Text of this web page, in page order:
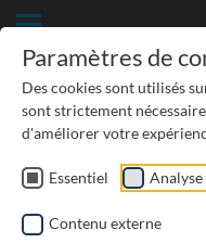
TP-GÉNIE CIVIL
Paramètres de
Des cookies sont utilisés
sont strictement
d'améliorer votre
Essentiel
Contenu externe